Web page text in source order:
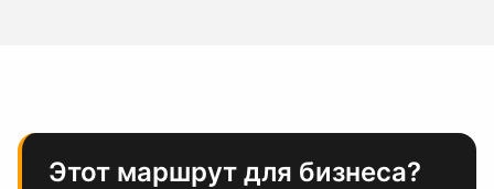
Этот маршрут для бизнеса?